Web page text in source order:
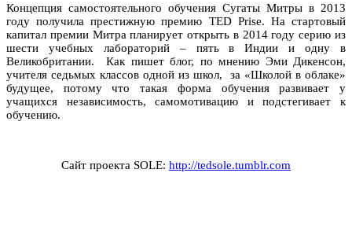
Концепция самостоятельного обучения Сугаты Митры в 2013
году получила престижную премию TED Prise. На стартовый
капитал премии Митра планирует открыть в 2014 году серию из
шести учебных лабораторий – пять в Индии и одну в
Великобритании. Как пишет блог, по мнению Эми Дикенсон,
учителя седьмых классов одной из школ, за «Школой в облаке»
будущее, потому что такая форма обучения развивает у
учащихся независимость, самомотивацию и подстегивает к
обучению.
Сайт проекта SOLE: http://tedsole.tumblr.com